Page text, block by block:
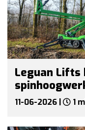
Leguan
11-06-2026 | 1